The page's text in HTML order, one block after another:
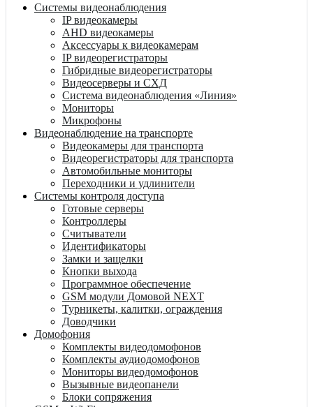
Системы видеонаблюдения
IP видеокамеры
AHD видеокамеры
Аксессуары к видеокамерам
IP видеорегистраторы
Гибридные видеорегистраторы
Видеосерверы и СХД
Система видеонаблюдения «Линия»
Мониторы
Микрофоны
Видеонаблюдение на транспорте
Видеокамеры для транспорта
Видеорегистраторы для транспорта
Автомобильные мониторы
Переходники и удлинители
Системы контроля доступа
Готовые серверы
Контроллеры
Считыватели
Идентификаторы
Замки и защелки
Кнопки выхода
Программное обеспечение
GSM модули Домовой NEXT
Турникеты, калитки, ограждения
Доводчики
Домофония
Комплекты видеодомофонов
Комплекты аудиодомофонов
Мониторы видеодомофонов
Вызывные видеопанели
Блоки сопряжения